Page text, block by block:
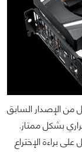
من الإصدار السابق
بشكل ممتاز.
براءة الإختراع